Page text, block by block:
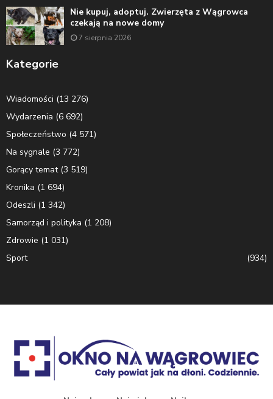
Nie kupuj, adoptuj. Zwierzęta z Wągrowca
czekają na nowe domy
7 sierpnia 2026
Kategorie
Wiadomości (13 276)
Wydarzenia (6 692)
Społeczeństwo (4 571)
Na sygnale (3 772)
Gorący temat(3 519)
Kronika (1 694)
Odeszli (1 342)
Samorząd i polityka (1 208)
Zdrowie (1 031)
Sport
(934)